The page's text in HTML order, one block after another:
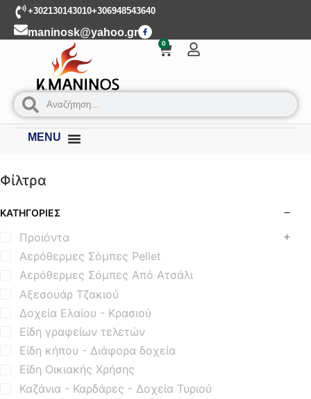
+302130143010+306948543640
maninosk@yahoo.gr
0
MENU
Φίλτρα
ΚΑΤΗΓΟΡΊΕΣ
Προιόντα
Αερόθερμες Σόμπες Pellet
Αερόθερμες Σόμπες Από Ατσάλι
Αξεσουάρ Τζακιού
Δοχεία Ελαίου - Κρασιού
Είδη γραφείων τελετών
Είδη κήπου - Διάφορα δοχεία
Είδη Οικιακής Χρήσης
Καζάνια - Καρδάρες - Δοχεία Τυριού